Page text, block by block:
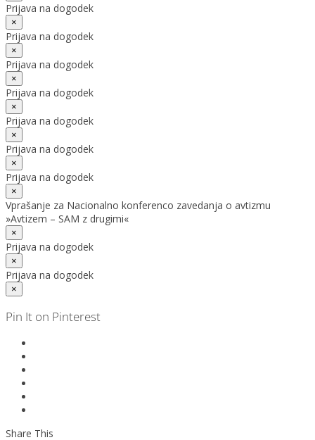
Prijava na dogodek
×
Prijava na dogodek
×
Prijava na dogodek
×
Prijava na dogodek
×
Prijava na dogodek
×
Prijava na dogodek
×
Prijava na dogodek
×
Vprašanje za Nacionalno konferenco zavedanja o avtizmu
»Avtizem – SAM z drugimi«
×
Prijava na dogodek
×
Prijava na dogodek
×
Pin It on Pinterest
Share This